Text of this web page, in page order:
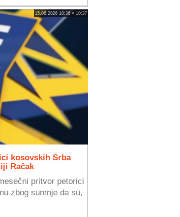
15.06.2026 10:36 » 10:37
kosovskih Srba
Račak
pritvor petorici
zbog sumnje da su,